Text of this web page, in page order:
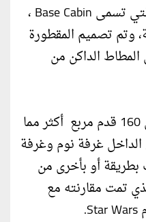
ويمكن أن تكون المقطورة، التي تسمى Base Cabin ،
وتم تصميم المقطورة
الداكن من
وتتسع المقطورة المكونة من 160 قدم مربع أكثر مما
غرفة نوم وغرفة
أو بأخرى من
تمت مقارنته مع